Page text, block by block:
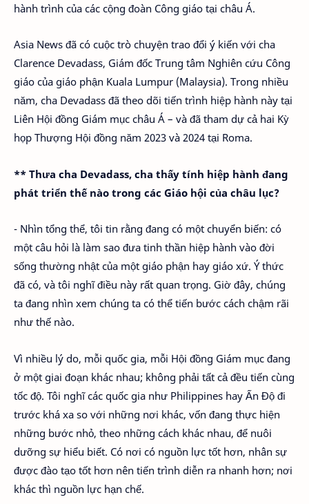
hành trình của các cộng đoàn Công giáo tại châu Á.
Asia News đã có cuộc trò chuyện trao đổi ý kiến với cha
Clarence Devadass, Giám đốc Trung tâm Nghiên cứu Công
giáo của giáo phận Kuala Lumpur (Malaysia). Trong nhiều
năm, cha Devadass đã theo dõi tiến trình hiệp hành này tại
Liên Hội đồng Giám mục châu Á – và đã tham dự cả hai Kỳ
họp Thượng Hội đồng năm 2023 và 2024 tại Roma.
** Thưa cha Devadass, cha thấy tính hiệp hành đang
phát triển thế nào trong các Giáo hội của châu lục?
- Nhìn tổng thể, tôi tin rằng đang có một chuyển biến: có
một câu hỏi là làm sao đưa tinh thần hiệp hành vào đời
sống thường nhật của một giáo phận hay giáo xứ. Ý thức
đã có, và tôi nghĩ điều này rất quan trọng. Giờ đây, chúng
ta đang nhìn xem chúng ta có thể tiến bước cách chậm rãi
như thế nào.
Vì nhiều lý do, mỗi quốc gia, mỗi Hội đồng Giám mục đang
ở một giai đoạn khác nhau; không phải tất cả đều tiến cùng
tốc độ. Tôi nghĩ các quốc gia như Philippines hay Ấn Độ đi
trước khá xa so với những nơi khác, vốn đang thực hiện
những bước nhỏ, theo những cách khác nhau, để nuôi
dưỡng sự hiểu biết. Có nơi có nguồn lực tốt hơn, nhân sự
được đào tạo tốt hơn nên tiến trình diễn ra nhanh hơn; nơi
khác thì nguồn lực hạn chế.